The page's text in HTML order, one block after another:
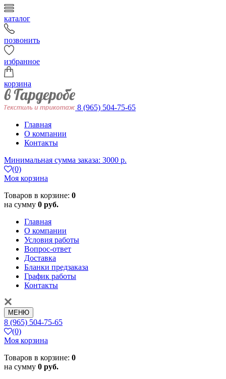
каталог
позвонить
избранное
корзина
8 (965) 504-75-65
Главная
О компании
Контакты
Минимальная сумма заказа: 3000 р.
(0)
Моя корзина
Товаров в корзине: 0
на сумму 0 руб.
Главная
О компании
Условия работы
Вопрос-ответ
Доставка
Бланки предзаказа
График работы
Контакты
МЕНЮ
8 (965) 504-75-65
(0)
Моя корзина
Товаров в корзине: 0
на сумму 0 руб.